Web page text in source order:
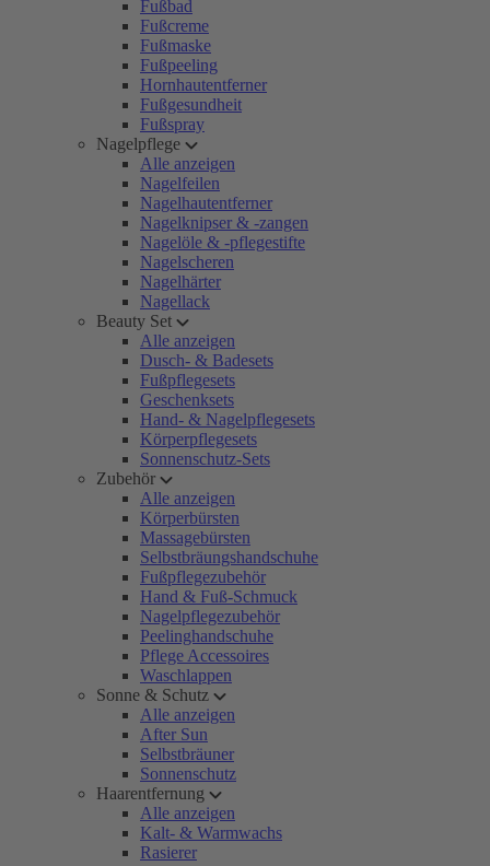
Fußbad
Fußcreme
Fußmaske
Fußpeeling
Hornhautentferner
Fußgesundheit
Fußspray
Nagelpflege
Alle anzeigen
Nagelfeilen
Nagelhautentferner
Nagelknipser & -zangen
Nagelöle & -pflegestifte
Nagelscheren
Nagelhärter
Nagellack
Beauty Set
Alle anzeigen
Dusch- & Badesets
Fußpflegesets
Geschenksets
Hand- & Nagelpflegesets
Körperpflegesets
Sonnenschutz-Sets
Zubehör
Alle anzeigen
Körperbürsten
Massagebürsten
Selbstbräungshandschuhe
Fußpflegezubehör
Hand & Fuß-Schmuck
Nagelpflegezubehör
Peelinghandschuhe
Pflege Accessoires
Waschlappen
Sonne & Schutz
Alle anzeigen
After Sun
Selbstbräuner
Sonnenschutz
Haarentfernung
Alle anzeigen
Kalt- & Warmwachs
Rasierer